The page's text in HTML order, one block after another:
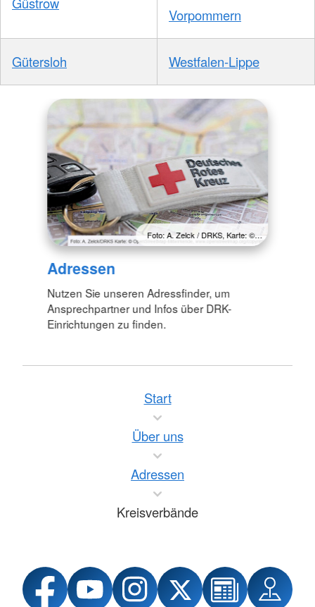
Vorpommern
Gütersloh Westfalen-Lippe
Foto: A. Zelck / DRKS, Karte: ©…
Adressen
Nutzen Sie unseren Adressfinder, um
Ansprechpartner und Infos über DRK-
Einrichtungen zu finden.
Start
Über uns
Adressen
Kreisverbände